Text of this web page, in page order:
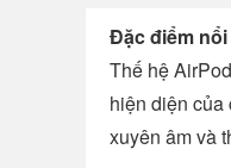
Đặc điểm
Thế hệ
hiện diện của
xuyên âm và